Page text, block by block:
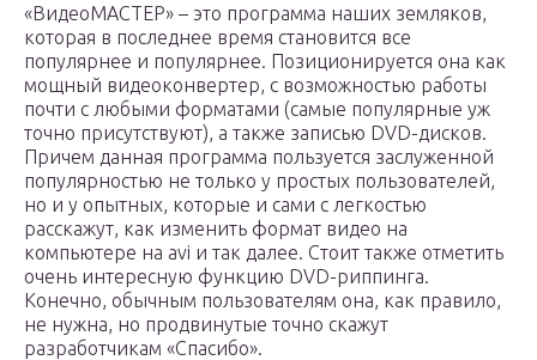
«ВидеоМАСТЕР» – это программа наших земляков,
которая в последнее время становится все
популярнее и популярнее. Позиционируется она как
мощный видеоконвертер, с возможностью работы
почти с любыми форматами (самые популярные уж
точно присутствуют), а также записью DVD-дисков.
Причем данная программа пользуется заслуженной
популярностью не только у простых пользователей,
но и у опытных, которые и сами с легкостью
расскажут, как изменить формат видео на
компьютере на avi и так далее. Стоит также отметить
очень интересную функцию DVD-риппинга.
Конечно, обычным пользователям она, как правило,
не нужна, но продвинутые точно скажут
разработчикам «Спасибо».